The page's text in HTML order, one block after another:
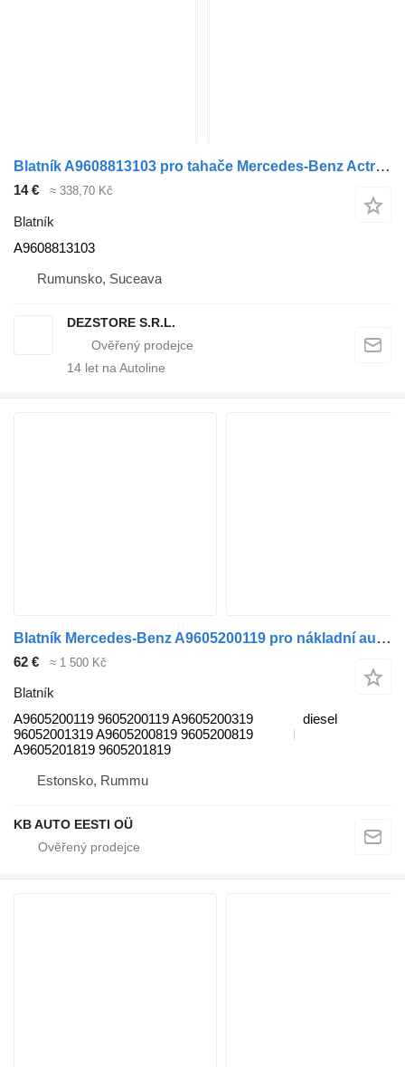
Blatník A9608813103 pro tahače Mercedes-Benz Actros MP4
14 € ≈ 338,70 Kč
Blatník
A9608813103
Rumunsko, Suceava
DEZSTORE S.R.L.
14 let na Autoline
Blatník Mercedes-Benz A9605200119 pro nákladní auta Mercedes-Benz Antos, Arocs, Actros MP4 (2012-)
62 € ≈ 1 500 Kč
Blatník
A9605200119 9605200119 A9605200319
96052001319 A9605200819 9605200819
A9605201819 9605201819
diesel
Estonsko, Rummu
KB AUTO EESTI OÜ